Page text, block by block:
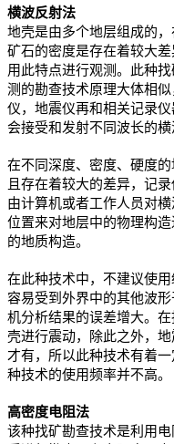
横波反射法
地壳是由多个地层组成的
矿石的密度是存在着较大
用此特点进行观测。此种
测的勘查技术原理大体相
仪，地震仪再和相关记录
会接受和发射不同波长的横
在不同深度、密度、硬度
且存在着较大的差异，记
由计算机或者工作人员对
位置来对地层中的物理构
的地质构造。
在此种技术中，不建议使
容易受到外界中的其他波
机分析结果的误差增大。
壳进行震动，除此之外，
才有，所以此种技术有着
种技术的使用频率并不高。
高密度电阻法
该种找矿勘查技术是利用